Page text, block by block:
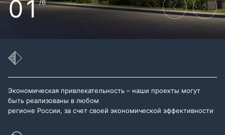
01/6
Экономическая привлекательность – наши проекты могут
быть реализованы в любом
регионе России, за счет своей экономической эффективности